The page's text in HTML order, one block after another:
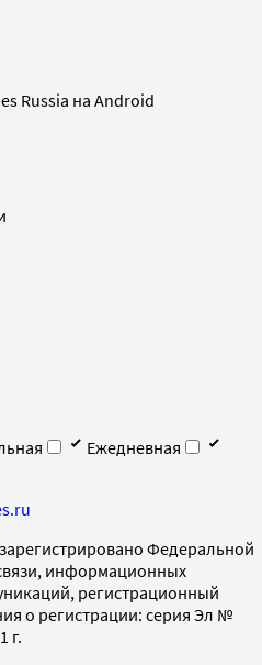
Russia на Android
Ежедневная
Федеральной
информационных
регистрационный
о регистрации: серия Эл №
г.